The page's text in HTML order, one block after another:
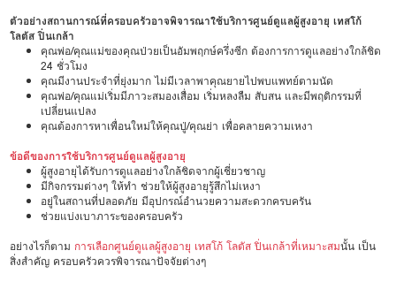
ตัวอย่างสถานการณ์ที่ครอบครัวอาจพิจารณาใช้บริการศูนย์ดูแลผู้สูงอายุ เทสโก้
โลตัส ปิ่นเกล้า
คุณพ่อ/คุณแม่ของคุณป่วยเป็นอัมพฤกษ์ครึ่งซีก ต้องการการดูแลอย่างใกล้ชิด
24 ชั่วโมง
คุณมีงานประจำที่ยุ่งมาก ไม่มีเวลาพาคุณยายไปพบแพทย์ตามนัด
คุณพ่อ/คุณแม่เริ่มมีภาวะสมองเสื่อม เริ่มหลงลืม สับสน และมีพฤติกรรมที่
เปลี่ยนแปลง
คุณต้องการหาเพื่อนใหม่ให้คุณปู่/คุณย่า เพื่อคลายความเหงา
ข้อดีของการใช้บริการศูนย์ดูแลผู้สูงอายุ
ผู้สูงอายุได้รับการดูแลอย่างใกล้ชิดจากผู้เชี่ยวชาญ
มีกิจกรรมต่างๆ ให้ทำ ช่วยให้ผู้สูงอายุรู้สึกไม่เหงา
อยู่ในสถานที่ปลอดภัย มีอุปกรณ์อำนวยความสะดวกครบครัน
ช่วยแบ่งเบาภาระของครอบครัว
อย่างไรก็ตาม การเลือกศูนย์ดูแลผู้สูงอายุ เทสโก้ โลตัส ปิ่นเกล้าที่เหมาะสมนั้น เป็น
สิ่งสำคัญ ครอบครัวควรพิจารณาปัจจัยต่างๆ